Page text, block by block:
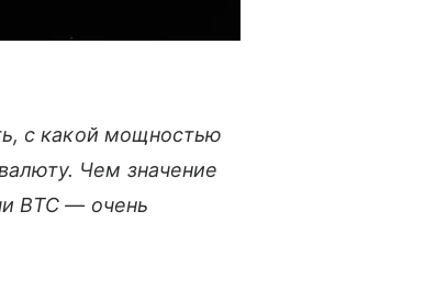
с какой мощностью
Чем значение
BTC — очень